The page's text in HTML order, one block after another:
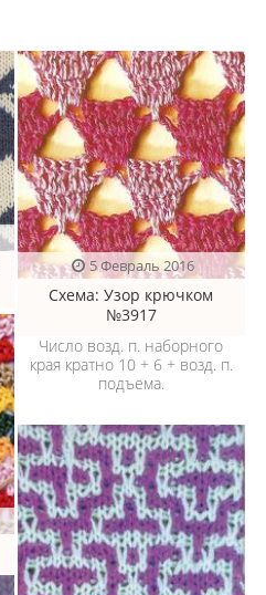
5 Февраль 2016
Схема: Узор крючком
№3917
Число возд. п. наборного
края кратно 10 + 6 + возд. п.
подъема.